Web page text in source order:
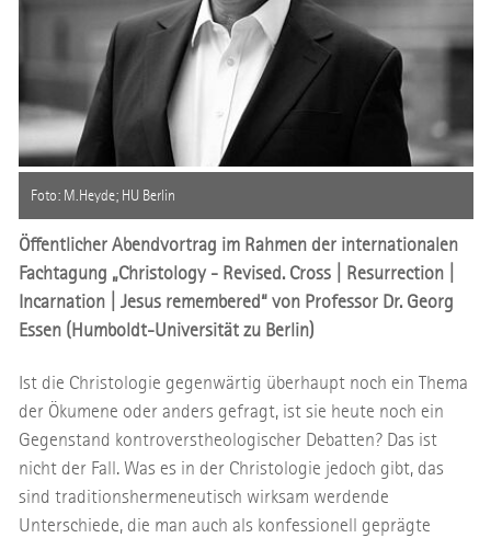
Foto: M.Heyde; HU Berlin
Öffentlicher Abendvortrag im Rahmen der internationalen
Fachtagung „Christology - Revised. Cross | Resurrection |
Incarnation | Jesus remembered“ von Professor Dr. Georg
Essen (Humboldt-Universität zu Berlin)
Ist die Christologie gegenwärtig überhaupt noch ein Thema
der Ökumene oder anders gefragt, ist sie heute noch ein
Gegenstand kontroverstheologischer Debatten? Das ist
nicht der Fall. Was es in der Christologie jedoch gibt, das
sind traditionshermeneutisch wirksam werdende
Unterschiede, die man auch als konfessionell geprägte